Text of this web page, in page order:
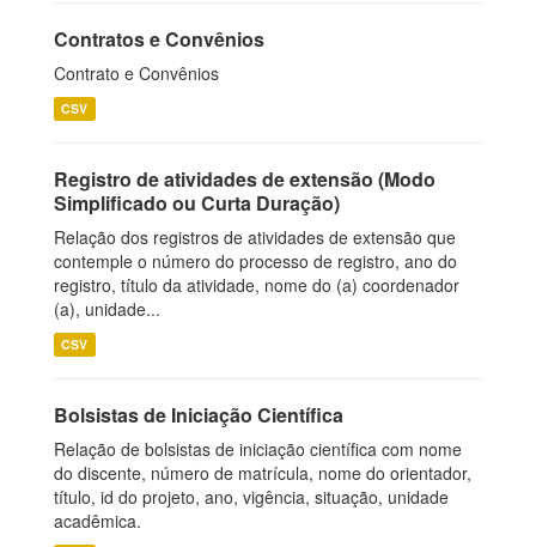
Contratos e Convênios
Contrato e Convênios
CSV
Registro de atividades de extensão (Modo
Simplificado ou Curta Duração)
Relação dos registros de atividades de extensão que
contemple o número do processo de registro, ano do
registro, título da atividade, nome do (a) coordenador
(a), unidade...
CSV
Bolsistas de Iniciação Científica
Relação de bolsistas de iniciação científica com nome
do discente, número de matrícula, nome do orientador,
título, id do projeto, ano, vigência, situação, unidade
acadêmica.